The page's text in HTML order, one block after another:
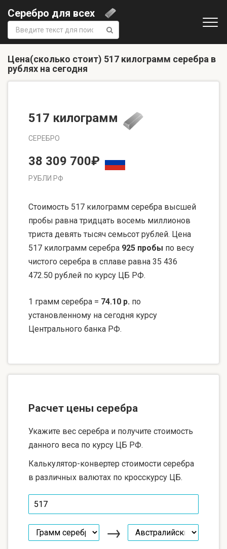
Серебро для всех
Поиск:
Цена(сколько стоит) 517 килограмм серебра в
рублях на сегодня
517 килограмм
СЕРЕБРО
38 309 700₽
РУБЛИ РФ
Стоимость 517 килограмм серебра высшей
пробы равна тридцать восемь миллионов
триста девять тысяч семьсот рублей. Цена
517 килограмм серебра 925 пробы по весу
чистого серебра в сплаве равна 35 436
472.50 рублей по курсу ЦБ РФ.
1 грамм серебра = 74.10 р. по
установленному на сегодня курсу
Центрального банка РФ.
Расчет цены серебра
Укажите вес серебра и получите стоимость
данного веса по курсу ЦБ РФ.
Калькулятор-конвертер стоимости серебра
в различных валютах по кросскурсу ЦБ.
→